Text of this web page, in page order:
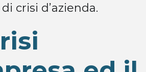
crisi d’azienda.